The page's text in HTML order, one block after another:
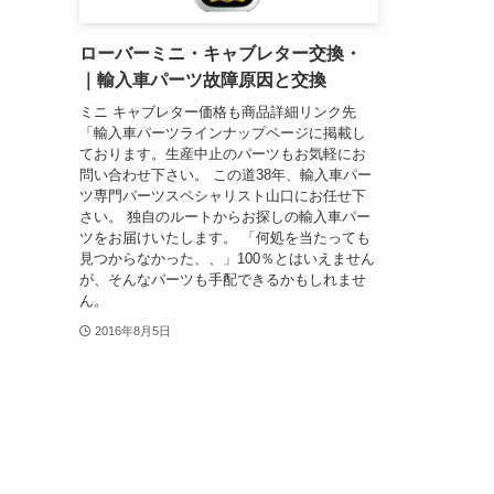
ローバーミニ・キャブレター交換・
｜輸入車パーツ故障原因と交換
ミニ キャブレター価格も商品詳細リンク先
「輸入車パーツラインナップページに掲載し
ております。生産中止のパーツもお気軽にお
問い合わせ下さい。 この道38年、輸入車パー
ツ専門パーツスペシャリスト山口にお任せ下
さい。 独自のルートからお探しの輸入車パー
ツをお届けいたします。 「何処を当たっても
見つからなかった、、」100％とはいえません
が、そんなパーツも手配できるかもしれませ
ん。
2016年8月5日